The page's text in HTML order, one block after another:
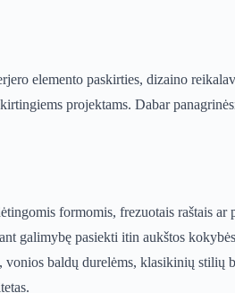
elemento paskirties, dizaino
projektams. Dabar
formomis, frezuotais raštais ar
galimybę pasiekti itin aukštos
baldų durelėms, klasikinių stilių